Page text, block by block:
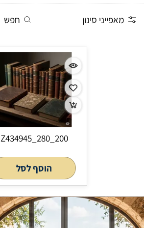
מאפייני סינון חפש
Z434945_280_200
הוסף לסל